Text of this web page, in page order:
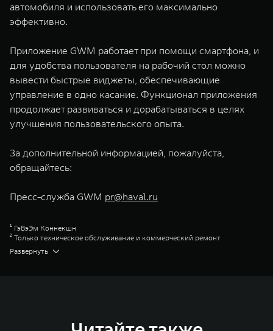
автомобиля и использовать его максимально
эффективно.
Приложение GWM работает при помощи смартфона, и
для удобства пользователя на рабочий стол можно
вывести быстрые виджеты, обеспечивающие
управление в одно касание. Функционал приложения
продолжает развиваться и дорабатываться в целях
улучшения пользовательского опыта.
За дополнительной информацией, пожалуйста,
обращайтесь:
Пресс-служба GWM pr@haval.ru
¹ ГэВэЭм Коннекшн
² Только техническое обслуживание и коммерческий ремонт
³ Доступно для ограниченного перечня моделей
⁴ Доступно для ограниченного перечня моделей
производство, продажу и обслуживание автомобилей и запчастей.
Развернуть